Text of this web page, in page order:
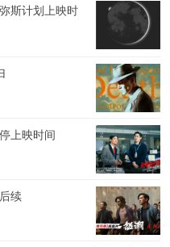
斯计划上映时
上映时间
续